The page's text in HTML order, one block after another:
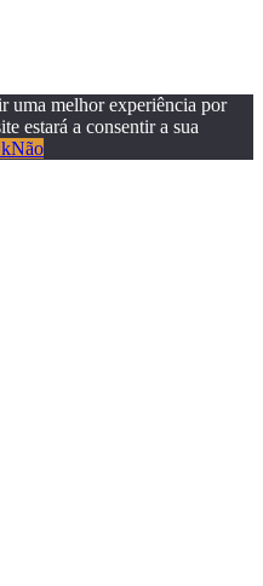
uma melhor experiência por
estará a consentir a sua
Não